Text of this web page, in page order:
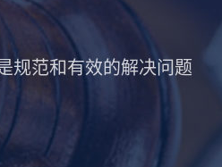
规范和有效的解决问题